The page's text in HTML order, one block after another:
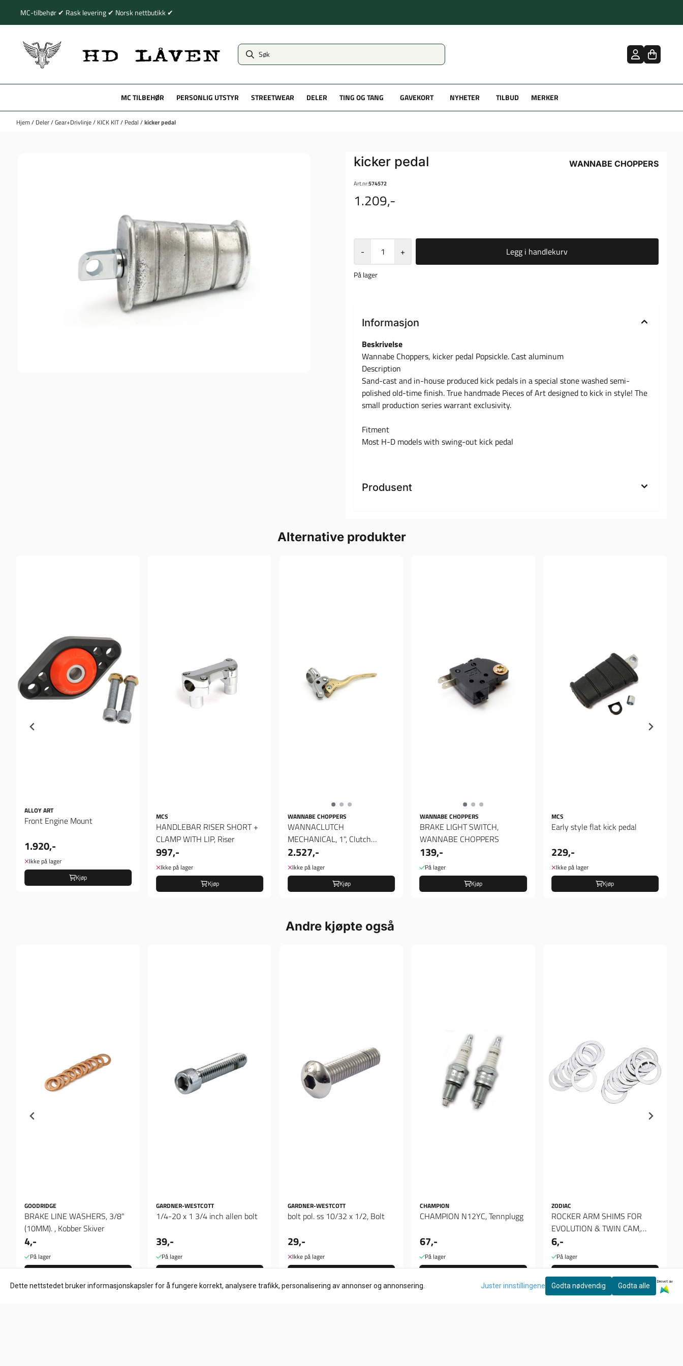
Hopp til innhold
MC-tilbehør ✔ Rask levering ✔ Norsk nettbutikk ✔
MC TILBEHØR PERSONLIG UTSTYR STREETWEAR DELER TING OG TANG GAVEKORT NYHETER TILBUD MERKER
Hjem/ Deler/Gear+Drivlinje/ KICK KIT/ Pedal /kicker pedal
kicker pedal WANNABE CHOPPERS
Art.nr:574572
1.209,-
- + Legg i handlekurv
På lager
Informasjon
Beskrivelse
Wannabe Choppers, kicker pedal Popsickle. Cast aluminum
Description
Sand-cast and in-house produced kick pedals in a special stone washed semi-
polished old-time finish. True handmade Pieces of Art designed to kick in style! The
small production series warrant exclusivity.
Fitment
Most H-D models with swing-out kick pedal
Produsent
Alternative produkter
ALLOY ART
Front Engine Mount
1.920,-
Ikke på lager
Kjøp
MCS
HANDLEBAR RISER SHORT +
CLAMP WITH LIP, Riser
997,-
Ikke på lager
Kjøp
WANNABE CHOPPERS
WANNACLUTCH
MECHANICAL, 1", Clutch
hendel
2.527,-
Ikke på lager
Kjøp
WANNABE CHOPPERS
BRAKE LIGHT SWITCH,
WANNABE CHOPPERS
139,-
På lager
Kjøp
MCS
Early style flat kick pedal
229,-
Ikke på lager
Kjøp
Andre kjøpte også
GOODRIDGE
BRAKE LINE WASHERS, 3/8"
(10MM). , Kobber Skiver
4,-
På lager
GARDNER-WESTCOTT
1/4-20 x 1 3/4 inch allen bolt
39,-
På lager
GARDNER-WESTCOTT
bolt pol. ss 10/32 x 1/2, Bolt
29,-
Ikke på lager
CHAMPION
CHAMPION N12YC, Tennplugg
67,-
På lager
ZODIAC
ROCKER ARM SHIMS FOR
EVOLUTION & TWIN CAM,
Spacer 020"
6,-
På lager
Dette nettstedet bruker informasjonskapsler for å fungere korrekt, analysere trafikk, personalisering av annonser og annonsering. Juster innstillingene Godta nødvendig Godta alle
Drevet av